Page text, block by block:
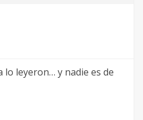
lo leyeron… y nadie es de